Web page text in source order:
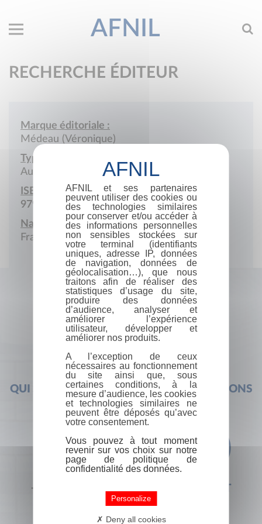
AFNIL
RECHERCHE ÉDITEUR
Marque éditoriale :
Médeau (Véronique)
Type de société :
Auto-édition
ISBN :
979-10-987589
Nationalité :
France
QUI SOMMES-NOUS ? FOIRE AUX QUESTIONS
+33 (0) 1 44 41 29 19 CONTACT
AFNIL et ses partenaires
peuvent utiliser des cookies ou
des technologies similaires
pour conserver et/ou accéder à
des informations personnelles
non sensibles stockées sur
votre terminal (identifiants
uniques, adresse IP, données
de navigation, données de
géolocalisation…), que nous
traitons afin de réaliser des
statistiques d’usage du site,
produire des données
d’audience, analyser et
améliorer l’expérience
utilisateur, développer et
améliorer nos produits.
A l’exception de ceux
nécessaires au fonctionnement
du site ainsi que, sous
certaines conditions, à la
mesure d’audience, les cookies
et technologies similaires ne
peuvent être déposés qu’avec
votre consentement.
Vous pouvez à tout moment
revenir sur vos choix sur notre
page de politique de
confidentialité des données.
Personalize
Deny all cookies